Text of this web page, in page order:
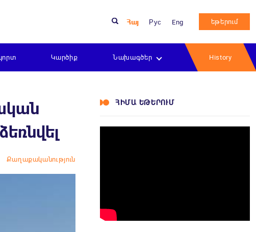
Հայ Рус Eng եթերում
Կարծիք Նախագծեր History
Քաղաքականություն
ՀԻՄԱ ԵԹԵՐՈՒՄ